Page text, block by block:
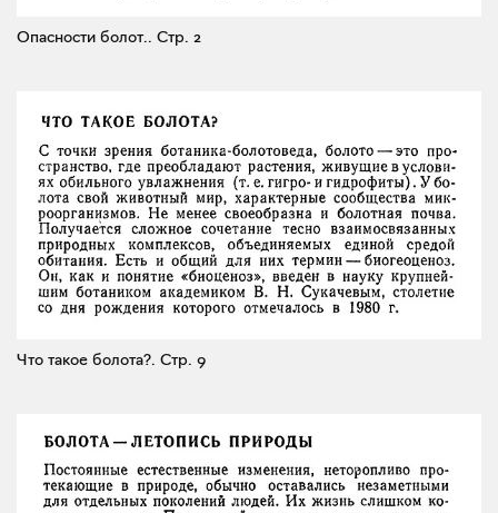
Опасности болот.. Стр. 2
Что такое болота?. Стр. 9